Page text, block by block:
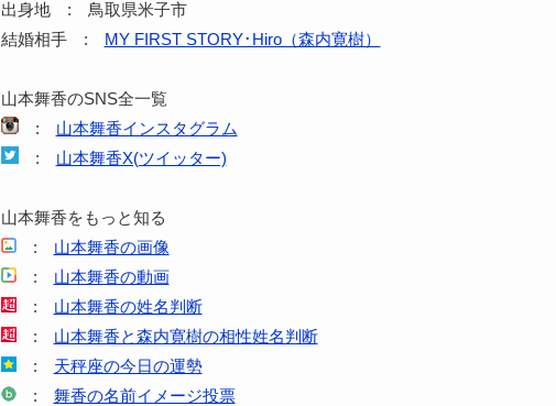
出身地 : 鳥取県米子市
結婚相手 :
MY FIRST STORY･Hiro（森内寛樹）
山本舞香のSNS全一覧
: 山本舞香インスタグラム
: 山本舞香X(ツイッター)
山本舞香をもっと知る
: 山本舞香の画像
: 山本舞香の動画
: 山本舞香の姓名判断
: 山本舞香と森内寛樹の相性姓名判断
: 天秤座の今日の運勢
: 舞香の名前イメージ投票